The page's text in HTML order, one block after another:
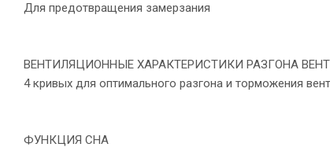
Для предотвращения замерзания
ВЕНТИЛЯЦИОННЫЕ ХАРАКТЕРИСТИКИ РАЗГОНА
4 кривых для оптимального разгона и торможения
ФУНКЦИЯ СНА